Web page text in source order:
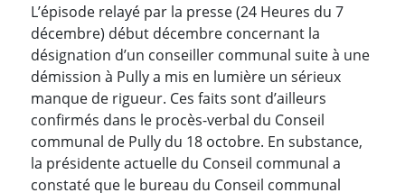
L’épisode relayé par la presse (24 Heures du 7
décembre) début décembre concernant la
désignation d’un conseiller communal suite à une
démission à Pully a mis en lumière un sérieux
manque de rigueur. Ces faits sont d’ailleurs
confirmés dans le procès-verbal du Conseil
communal de Pully du 18 octobre. En substance,
la présidente actuelle du Conseil communal a
constaté que le bureau du Conseil communal